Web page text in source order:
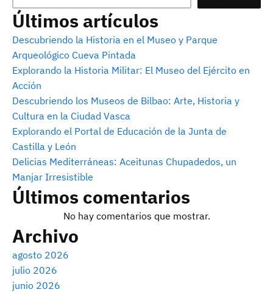
Últimos artículos
Descubriendo la Historia en el Museo y Parque
Arqueológico Cueva Pintada
Explorando la Historia Militar: El Museo del Ejército en
Acción
Descubriendo los Museos de Bilbao: Arte, Historia y
Cultura en la Ciudad Vasca
Explorando el Portal de Educación de la Junta de
Castilla y León
Delicias Mediterráneas: Aceitunas Chupadedos, un
Manjar Irresistible
Últimos comentarios
No hay comentarios que mostrar.
Archivo
agosto 2026
julio 2026
junio 2026